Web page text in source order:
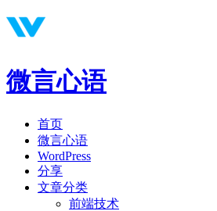
微言心语
首页
微言心语
WordPress
分享
文章分类
前端技术